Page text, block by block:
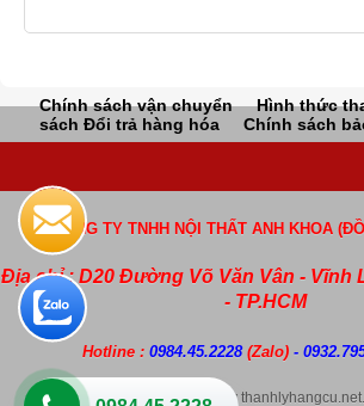
Chính sách vận chuyển Hình thức
sách Đổi trả hàng hóa
Chính sách
CÔNG TY TNHH NỘI THẤT ANH KHOA
Địa chỉ : D20 Đường Võ Văn Vân - Vĩnh
- TP.HCM
Hotline : 0984.45.2228 (Zalo) -
Copyright by